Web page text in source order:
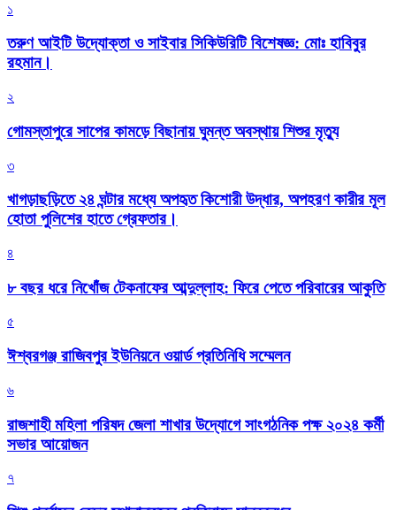
১
তরুণ আইটি উদ্যোক্তা ও সাইবার সিকিউরিটি বিশেষজ্ঞ: মোঃ হাবিবুর
রহমান।
২
গোমস্তাপুরে সাপের কামড়ে বিছানায় ঘুমন্ত অবস্থায় শিশুর মৃত্যু
৩
খাগড়াছড়িতে ২৪ ঘন্টার মধ্যে অপহৃত কিশোরী উদ্ধার, অপহরণ কারীর মূল
হোতা পুলিশের হাতে গ্রেফতার।
৪
৮ বছর ধরে নিখোঁজ টেকনাফের আব্দুল্লাহ: ফিরে পেতে পরিবারের আকুতি
৫
ঈশ্বরগঞ্জ রাজিবপুর ইউনিয়নে ওয়ার্ড প্রতিনিধি সম্মেলন
৬
রাজশাহী মহিলা পরিষদ জেলা শাখার উদ্যোগে সাংগঠনিক পক্ষ ২০২৪ কর্মী
সভার আয়োজন
৭